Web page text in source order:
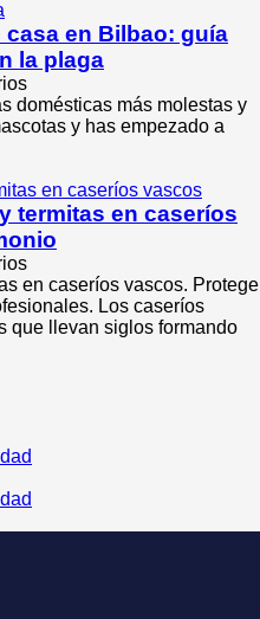
en Bilbao: guía
la plaga
domésticas más molestas y
y has empezado a
termitas en caseríos
en caseríos vascos. Protege
Los caseríos
que llevan siglos formando